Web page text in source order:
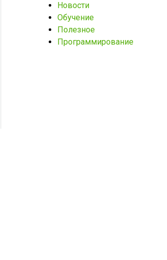
Новости
Обучение
Полезное
Программирование